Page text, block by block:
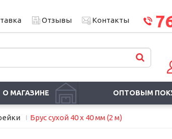
Отзывы Контакты
О МАГАЗИНЕ ОПТОВЫМ
Брус сухой 40 х 40 мм (2 м)